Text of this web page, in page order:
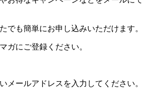
でも簡単にお申し込みいただけます。
ガにご登録ください。
メールアドレスを入力してください。